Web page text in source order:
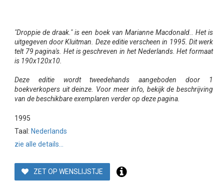
"Droppie de draak." is een boek van Marianne Macdonald.. Het is
uitgegeven door Kluitman. Deze editie verscheen in 1995. Dit werk
telt 79 pagina's. Het is geschreven in het Nederlands. Het formaat
is 190x120x10.
Deze editie wordt tweedehands aangeboden door 1
boekverkopers uit deinze. Voor meer info, bekijk de beschrijving
van de beschikbare exemplaren verder op deze pagina.
1995
Taal: Nederlands
zie alle details...
ZET OP WENSLIJSTJE